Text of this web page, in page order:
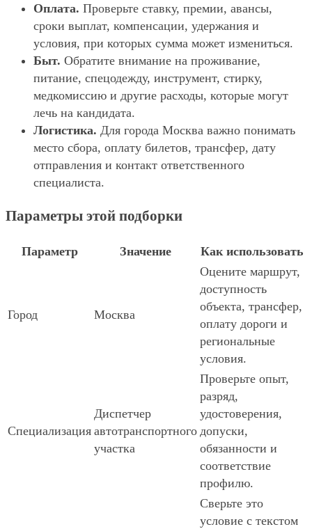
Оплата. Проверьте ставку, премии, авансы,
сроки выплат, компенсации, удержания и
условия, при которых сумма может измениться.
Быт. Обратите внимание на проживание,
питание, спецодежду, инструмент, стирку,
медкомиссию и другие расходы, которые могут
лечь на кандидата.
Логистика. Для города Москва важно понимать
место сбора, оплату билетов, трансфер, дату
отправления и контакт ответственного
специалиста.
Параметры этой подборки
Параметр Значение Как использовать
Город Москва
Оцените маршрут,
доступность
объекта, трансфер,
оплату дороги и
региональные
условия.
Специализация
Диспетчер
автотранспортного
участка
Проверьте опыт,
разряд,
удостоверения,
допуски,
обязанности и
соответствие
профилю.
Сверьте это
условие с текстом